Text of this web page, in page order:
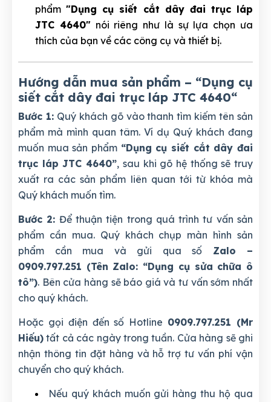
phẩm"Dụng cụ siết cắt dây đai trục láp
JTC 4640"nói riêng như là sự lựa chọn ưa
thích của bạn về các công cụ và thiết bị.
Hướng dẫn mua sản phẩm – “Dụng cụ
siết cắt dây đai trục láp JTC 4640“
Bước 1:Quý khách gõ vào thanh tìm kiếm tên sản
phẩm mà mình quan tâm. Ví dụ Quý khách đang
muốn mua sản phẩm “Dụng cụ siết cắt dây đai
trục láp JTC 4640”, sau khi gõ hệ thống sẽ truy
xuất ra các sản phẩm liên quan tới từ khóa mà
Quý khách muốn tìm.
Bước 2: Để thuận tiện trong quá trình tư vấn sản
phẩm cần mua. Quý khách chụp màn hình sản
phẩm cần mua và gửi qua số Zalo –
0909.797.251 (Tên Zalo: “Dụng cụ sửa chữa ô
tô”). Bên cửa hàng sẽ báo giá và tư vấn sớm nhất
cho quý khách.
Hoặc gọi điện đến số Hotline 0909.797.251 (Mr
Hiếu) tất cả các ngày trong tuần. Cửa hàng sẽ ghi
nhận thông tin đặt hàng và hỗ trợ tư vấn phí vận
chuyển cho quý khách.
Nếu quý khách muốn gửi hàng thu hộ qua